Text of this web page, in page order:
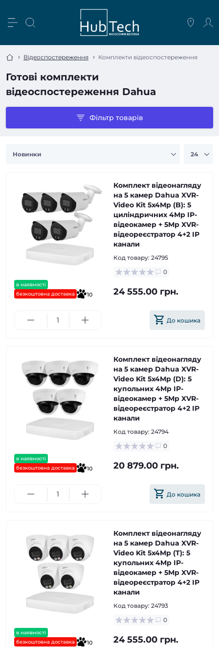
Відеоспостереження Комплекти відеоспостереження
Готові комплекти
відеоспостереження Dahua
Фільтр товарів
в наявності
безкоштовна доставка
10
Комплект відеонагляду
на 5 камер Dahua XVR-
Video Kit 5x4Mp (B): 5
циліндричних 4Mp IP-
відеокамер + 5Mp XVR-
відеореєстратор 4+2 IP
канали
Код товару: 24795
0
24 555.00 грн.
До кошика
в наявності
безкоштовна доставка
10
Комплект відеонагляду
на 5 камер Dahua XVR-
Video Kit 5x4Mp (D): 5
купольних 4Mp IP-
відеокамер + 5Mp XVR-
відеореєстратор 4+2 IP
канали
Код товару: 24794
0
20 879.00 грн.
До кошика
в наявності
безкоштовна доставка
10
Комплект відеонагляду
на 5 камер Dahua XVR-
Video Kit 5x4Mp (T): 5
купольних 4Mp IP-
відеокамер + 5Mp XVR-
відеореєстратор 4+2 IP
канали
Код товару: 24793
0
24 555.00 грн.